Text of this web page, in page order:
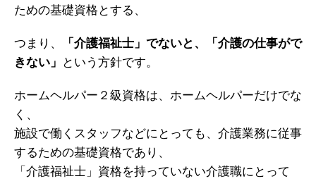
ための基礎資格とする、
つまり、
「介護福祉士」でないと、「介護の仕事がで
きない」
という方針です。
ホームヘルパー２級資格は、ホームヘルパーだけでな
く、
施設で働くスタッフなどにとっても、介護業務に従事
するための基礎資格であり、
「介護福祉士」資格を持っていない介護職にとって